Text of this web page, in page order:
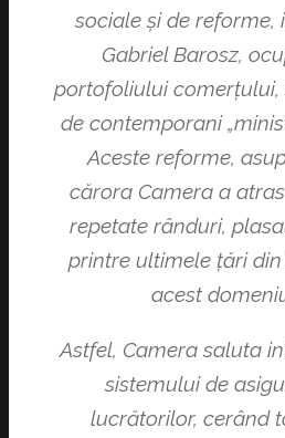
sociale şi de refor­me,
Gabriel Barosz,
portofoliului
de contemporani
Aceste reforme,
cărora Camera a
repetate rânduri,
printre ultimele ţări
acest
Astfel, Camera saluta
sistemului de
lucrătorilor, cerând